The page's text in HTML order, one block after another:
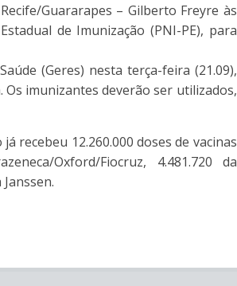
Guararapes – Gilberto Freyre às
de Imunização (PNI-PE), para
(Geres) nesta terça-feira (21.09),
imunizantes deverão ser utilizados,
recebeu 12.260.000 doses de vacinas
Oxford/Fiocruz, 4.481.720 da